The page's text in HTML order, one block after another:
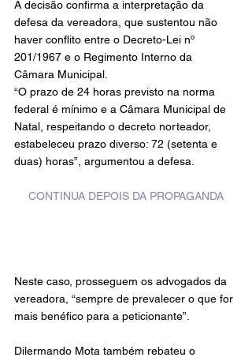
A decisão confirma a interpretação da
defesa da vereadora, que sustentou não
haver conflito entre o Decreto-Lei nº
201/1967 e o Regimento Interno da
Câmara Municipal.
“O prazo de 24 horas previsto na norma
federal é mínimo e a Câmara Municipal de
Natal, respeitando o decreto norteador,
estabeleceu prazo diverso: 72 (setenta e
duas) horas”, argumentou a defesa.
CONTINUA DEPOIS DA PROPAGANDA
Neste caso, prosseguem os advogados da
vereadora, “sempre de prevalecer o que for
mais benéfico para a peticionante”.
Dilermando Mota também rebateu o